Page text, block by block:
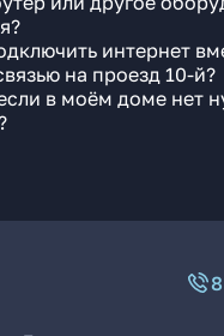
интернет
на проезд 10-й?
в моём доме нет